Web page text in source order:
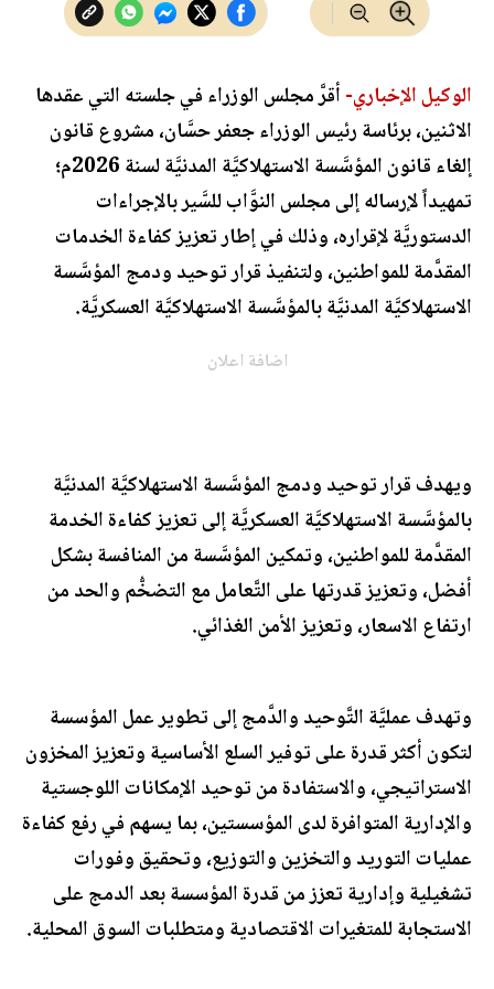
الوكيل الإخباري-أقرَّ مجلس الوزراء في جلسته التي عقدها
الاثنين، برئاسة رئيس الوزراء جعفر حسَّان، مشروع قانون
إلغاء قانون المؤسَّسة الاستهلاكيَّة المدنيَّة لسنة 2026م؛
تمهيداً لإرساله إلى مجلس النوَّاب للسَّير بالإجراءات
الدستوريَّة لإقراره، وذلك في إطار تعزيز كفاءة الخدمات
المقدَّمة للمواطنين، ولتنفيذ قرار توحيد ودمج المؤسَّسة
الاستهلاكيَّة المدنيَّة بالمؤسَّسة الاستهلاكيَّة العسكريَّة.
اضافة اعلان
ويهدف قرار توحيد ودمج المؤسَّسة الاستهلاكيَّة المدنيَّة
بالمؤسَّسة الاستهلاكيَّة العسكريَّة إلى تعزيز كفاءة الخدمة
المقدَّمة للمواطنين، وتمكين المؤسَّسة من المنافسة بشكل
أفضل، وتعزيز قدرتها على التَّعامل مع التضخُّم والحد من
ارتفاع الاسعار، وتعزيز الأمن الغذائي.
وتهدف عمليَّة التَّوحيد والدَّمج إلى تطوير عمل المؤسسة
لتكون أكثر قدرة على توفير السلع الأساسية وتعزيز المخزون
الاستراتيجي، والاستفادة من توحيد الإمكانات اللوجستية
والإدارية المتوافرة لدى المؤسستين، بما يسهم في رفع كفاءة
عمليات التوريد والتخزين والتوزيع، وتحقيق وفورات
تشغيلية وإدارية تعزز من قدرة المؤسسة بعد الدمج على
الاستجابة للمتغيرات الاقتصادية ومتطلبات السوق المحلية.